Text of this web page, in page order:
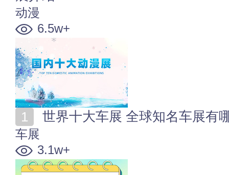
动漫
6.5w+
世界十大车展 全球知名车展有
车展
3.1w+